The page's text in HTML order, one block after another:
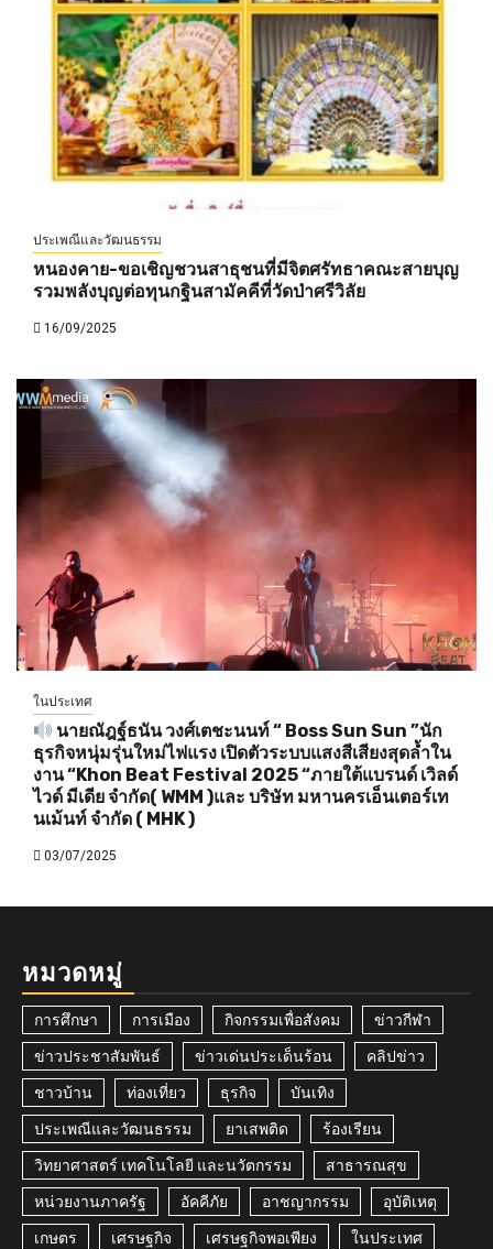
ประเพณีและวัฒนธรรม
หนองคาย-ขอเชิญชวนสาธุชนที่มีจิตศรัทธาคณะสายบุญ
รวมพลังบุญต่อทุนกฐินสามัคคีที่วัดป่าศรีวิลัย
16/09/2025
ในประเทศ
นายณัฎฐ์ธนัน วงศ์เตชะนนท์ “ Boss Sun Sun ”นัก
ธุรกิจหนุ่มรุ่นใหม่ไฟแรง เปิดตัวระบบแสงสีเสียงสุดล้ำใน
งาน “Khon Beat Festival 2025 “ภายใต้แบรนด์ เวิลด์
ไวด์ มีเดีย จำกัด( WMM )และ บริษัท มหานครเอ็นเตอร์เท
นเม้นท์ จำกัด ( MHK )
03/07/2025
หมวดหมู่
การศึกษา การเมือง กิจกรรมเพื่อสังคม ข่าวกีฬา
ข่าวประชาสัมพันธ์ ข่าวเด่นประเด็นร้อน คลิปข่าว
ชาวบ้าน ท่องเที่ยว ธุรกิจ บันเทิง
ประเพณีและวัฒนธรรม ยาเสพติด ร้องเรียน
วิทยาศาสตร์ เทคโนโลยี และนวัตกรรม สาธารณสุข
หน่วยงานภาครัฐ อัคคีภัย อาชญากรรม อุบัติเหตุ
เกษตร เศรษฐกิจ เศรษฐกิจพอเพียง ในประเทศ